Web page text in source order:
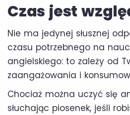
Czas jest
Nie ma jedynej słusznej
czasu potrzebnego na
angielskiego: to zależy od
zaangażowania i
Chociaż można uczyć się
słuchając piosenek, jeśli